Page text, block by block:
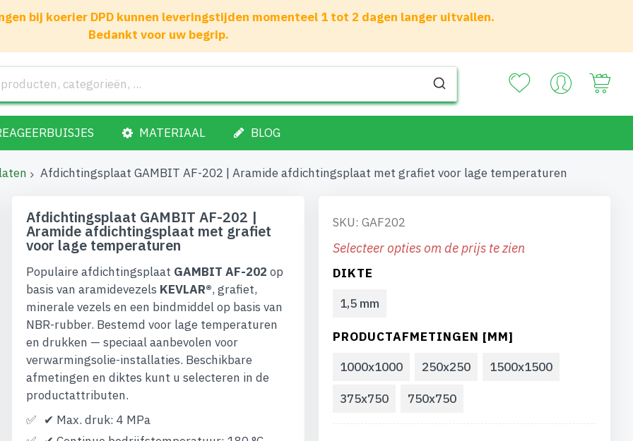
bij koerier DPD kunnen leveringstijden momenteel 1 tot 2 dagen langer uitvallen.
Bedankt voor uw begrip.
MATERIAAL BLOG
Afdichtingsplaat GAMBIT AF-202 | Aramide afdichtingsplaat met grafiet voor lage temperaturen
Afdichtingsplaat GAMBIT AF-202 |
Aramide afdichtingsplaat met grafiet
voor lage temperaturen
Populaire afdichtingsplaat GAMBIT AF-202 op
basis van aramidevezels KEVLAR®, grafiet,
minerale vezels en een bindmiddel op basis van
NBR-rubber. Bestemd voor lage temperaturen
en drukken — speciaal aanbevolen voor
verwarmingsolie-installaties. Beschikbare
afmetingen en diktes kunt u selecteren in de
productattributen.
✔ Max. druk: 4 MPa
SKU: GAF202
Selecteer opties om de prijs te zien
DIKTE
1,5 mm
PRODUCTAFMETINGEN [MM]
1000x1000
250x250 1500x1500
375x750 750x750